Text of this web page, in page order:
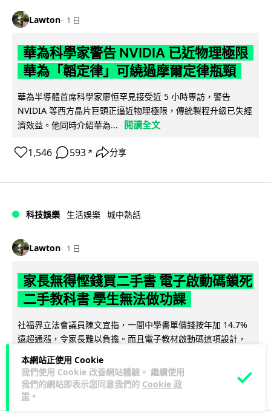
本網站正使用 Cookie
我們使用 Cookie 改善網站體驗。 繼續使用
我們的網站即表示您同意我們的 Cookie 政
策 。
Lawton 1 日
華為科學家警告 NVIDIA 已近物理極限
華為「韜定律」可繞過摩爾定律瓶頸
華為半導體首席科學家廖恒罕見接受近 5 小時專訪，警告
NVIDIA 等西方晶片巨頭正逼近物理極限，傳統製程升級已失經
濟效益。他同時介紹華為...
閱讀全文
1,546 593 ↗ 分享
科技娛樂 生活娛樂 城中熱話
Lawton 1 日
家長無得慳錢買二手書 電子啟動碼鎖死
二手教科書 學生無法做功課
社福界立法會議員陳文宜指，一間中學書單價錢按年加 14.7%
遠超通漲，令家長難以負擔。而且電子教材啟動碼這項設計，
令學生無法完成功課，二手...
935 371↗ 分享